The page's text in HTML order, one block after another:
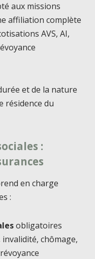
aux missions
affiliation complète
AVS, AI,
et de la nature
résidence du
:
en charge
:
obligatoires
chômage,